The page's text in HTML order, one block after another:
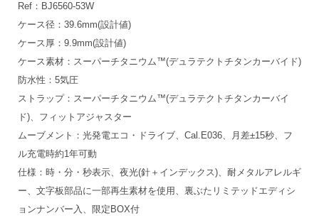
Ref：BJ6560-53W
ケース径：39.6mm(設計値)
ケース厚：9.9mm(設計値)
ケース素材：スーパーチタニウム™(デュラテクトチタンカーバイド)
防水性：5気圧
ストラップ：スーパーチタニウム™(デュラテクトチタンカーバイ
ド)、フィットアジャスター
ムーブメント：光発電エコ・ドライブ、Cal.E036、月差±15秒、フ
ル充電時約1年可動
仕様：時・分・秒表示、夜光(針＋インデックス)、耐メタルアレルギ
ー、文字板部品に一部再生素材を使用、裏ぶたリミテッドエディシ
ョンナンバー入、限定BOX付